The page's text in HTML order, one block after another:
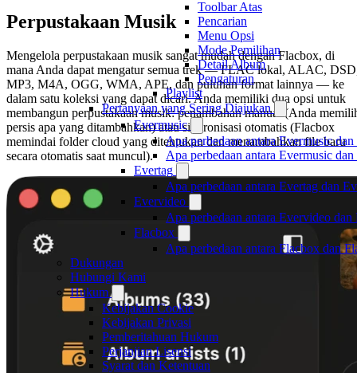
Toolbar Atas
Pencarian
Menu Opsi
Mode Pemilihan
Detail Album
Pengaturan
Playlist
Pertanyaan yang Sering Diajukan
Evermusic
Apa perbedaan antara Evermusic
Apa perbedaan antara Evermusic
Evertag
Apa perbedaan antara Evertag dan
Evervideo
Apa perbedaan antara Evervideo
Flacbox
Apa perbedaan antara Flacbox dan
Dukungan
Hubungi Kami
Hukum
Kebijakan Cookie
Kebijakan Privasi
Pemberitahuan Hukum
Perjanjian Lisensi
Syarat dan Ketentuan
Perpustakaan Musik
Mengelola perpustakaan musik sangat mudah dengan Flacbox, di
mana Anda dapat mengatur semua trek — FLAC lokal, ALAC,
MP3, M4A, OGG, WMA, APE, dan puluhan format lainnya — ke
dalam satu koleksi yang dapat dicari. Anda memiliki dua opsi untuk
membangun perpustakaan musik: penambahan manual (Anda
persis apa yang ditambahkan) atau sinkronisasi otomatis (Flacbox
memindai folder cloud yang ditentukan dan menambahkan file baru
secara otomatis saat muncul).